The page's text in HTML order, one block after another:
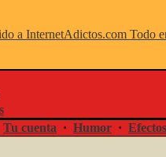
Tu cuenta · Humor ·